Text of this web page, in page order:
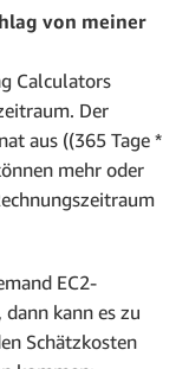
von meiner
Calculators
Der
aus ((365 Tage *
mehr oder
EC2-
kann es zu
Schätzkosten